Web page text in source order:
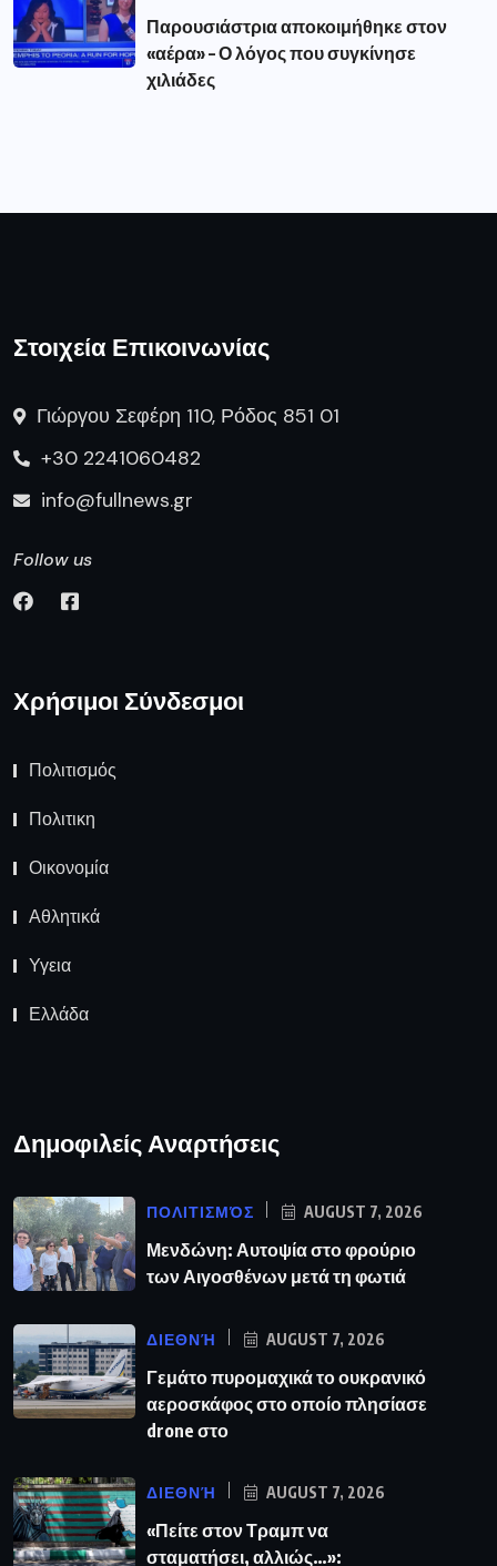
Παρουσιάστρια αποκοιμήθηκε στον
«αέρα» – Ο λόγος που συγκίνησε
χιλιάδες
Στοιχεία Επικοινωνίας
Γιώργου Σεφέρη 110, Ρόδος 851 01
+30 2241060482
info@fullnews.gr
Follow us
Χρήσιμοι Σύνδεσμοι
Πολιτισμός
Πολιτικη
Οικονομία
Αθλητικά
Υγεια
Ελλάδα
Δημοφιλείς Αναρτήσεις
ΠΟΛΙΤΙΣΜΌΣ AUGUST 7, 2026
Μενδώνη: Αυτοψία στο φρούριο
των Αιγοσθένων μετά τη φωτιά
ΔΙΕΘΝΉ AUGUST 7, 2026
Γεμάτο πυρομαχικά το ουκρανικό
αεροσκάφος στο οποίο πλησίασε
drone στο
ΔΙΕΘΝΉ AUGUST 7, 2026
«Πείτε στον Τραμπ να
σταματήσει, αλλιώς…»: